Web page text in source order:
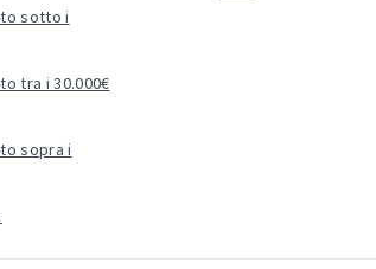
sotto i
tra i 30.000€
sopra i